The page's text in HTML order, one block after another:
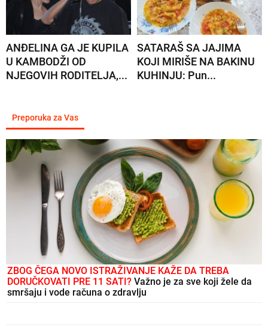
ANĐELINA GA JE KUPILA
U KAMBODŽI OD
NJEGOVIH RODITELJA,...
SATARAŠ SA JAJIMA
KOJI MIRIŠE NA BAKINU
KUHINJU: Pun...
Preporuka za Vas
ZBOG ČEGA NOVO ISTRAŽIVANJE KAŽE DA TREBA
DORUČKOVATI PRE 11 SATI? Važno je za sve koji žele da
smršaju i vode računa o zdravlju